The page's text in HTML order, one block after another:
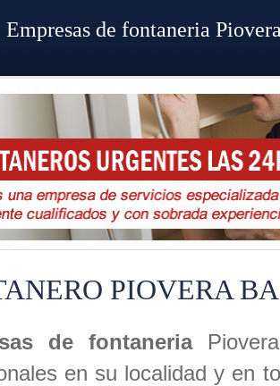
PIOVERA
de fontaneria
en su localidad y en
Empresas de fontaneria